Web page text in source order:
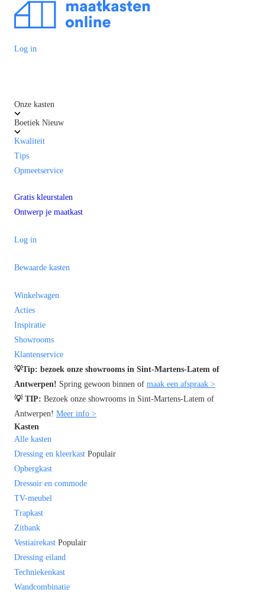
Log in
Onze kasten
Boetiek Nieuw
Kwaliteit
Tips
Opmeetservice
Gratis kleurstalen
Ontwerp je maatkast
Log in
Bewaarde kasten
Winkelwagen
Acties
Inspiratie
Showrooms
Klantenservice
💡Tip: bezoek onze showrooms in Sint-Martens-Latem of
Antwerpen! Spring gewoon binnen of maak een afspraak >
💡 TIP: Bezoek onze showrooms in Sint-Martens-Latem of
Antwerpen! Meer info >
Kasten
Alle kasten
Dressing en kleerkast Populair
Opbergkast
Dressoir en commode
TV-meubel
Trapkast
Zitbank
Vestiairekast Populair
Dressing eiland
Techniekenkast
Wandcombinatie